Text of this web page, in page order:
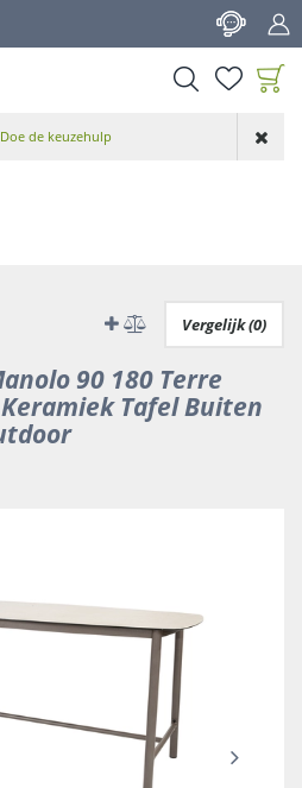
aan wensenlijst
Doe de keuzehulp
Vergelijk (0)
90 180 Terre
Tafel Buiten